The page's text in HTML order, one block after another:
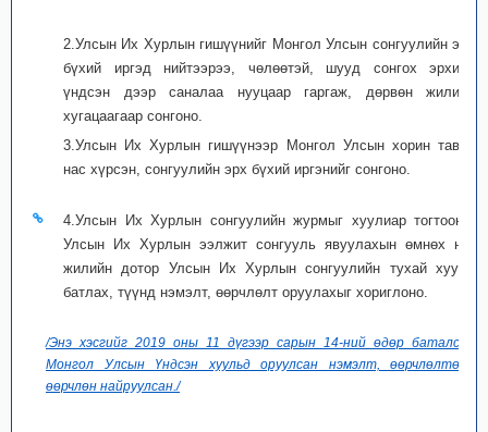
2.Улсын Их Хурлын гишүүнийг Монгол Улсын сонгуулийн эрх
бүхий иргэд нийтээрээ, чөлөөтэй, шууд сонгох эрхийн
үндсэн дээр саналаа нууцаар гаргаж, дөрвөн жилийн
хугацаагаар сонгоно.
3.Улсын Их Хурлын гишүүнээр Монгол Улсын хорин таван
нас хүрсэн, сонгуулийн эрх бүхий иргэнийг сонгоно.
4.Улсын Их Хурлын сонгуулийн журмыг хуулиар тогтооно.
Улсын Их Хурлын ээлжит сонгууль явуулахын өмнөх нэг
жилийн дотор Улсын Их Хурлын сонгуулийн тухай хууль
батлах, түүнд нэмэлт, өөрчлөлт оруулахыг хориглоно.
/Энэ хэсгийг 2019 оны 11 дүгээр сарын 14-ний өдөр баталсан
Монгол Улсын Үндсэн хуульд оруулсан нэмэлт, өөрчлөлтөөр
өөрчлөн найруулсан./